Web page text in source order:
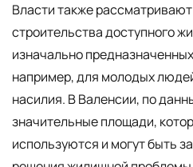
Власти также
строительства доступного
изначально
например, для молодых
насилия. В Валенсии, по
значительные площади,
используются и могут быть